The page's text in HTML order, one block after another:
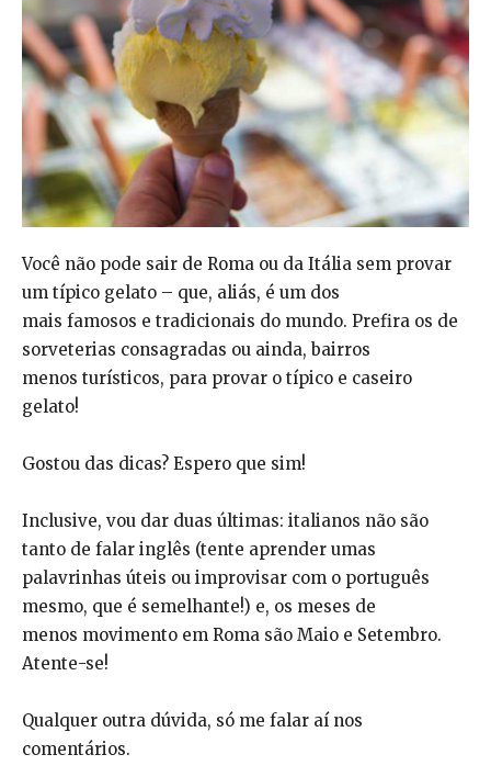
Você não pode sair de Roma ou da Itália sem provar
um típico gelato – que, aliás, é um dos
mais famosos e tradicionais do mundo. Prefira os de
sorveterias consagradas ou ainda, bairros
menos turísticos, para provar o típico e caseiro
gelato!
Gostou das dicas? Espero que sim!
Inclusive, vou dar duas últimas: italianos não são
tanto de falar inglês (tente aprender umas
palavrinhas úteis ou improvisar com o português
mesmo, que é semelhante!) e, os meses de
menos movimento em Roma são Maio e Setembro.
Atente-se!
Qualquer outra dúvida, só me falar aí nos
comentários.